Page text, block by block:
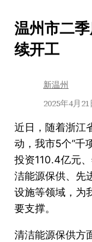
温州市二
续开工
新温州
2025年4月21
近日，随着浙江
动，我市5个“千
投资110.4亿元
洁能源保供、先
设施等领域，为
要支撑。
清洁能源保供方